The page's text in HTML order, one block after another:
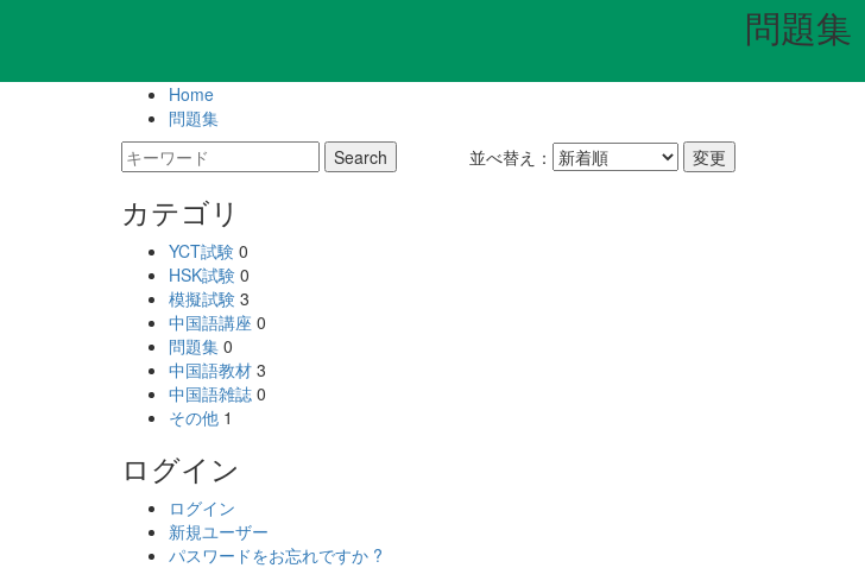
問題集
Home
問題集
並べ替え：
カテゴリ
YCT試験 0
HSK試験 0
模擬試験 3
中国語講座 0
問題集 0
中国語教材 3
中国語雑誌 0
その他 1
ログイン
ログイン
新規ユーザー
パスワードをお忘れですか ?